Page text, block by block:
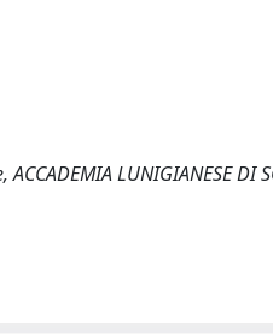
LUNIGIANESE DI